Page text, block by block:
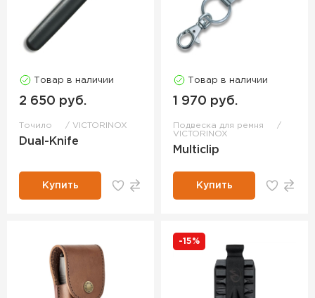
Товар в наличии
2 650 руб.
Точило VICTORINOX
Dual-Knife
Купить
Товар в наличии
1 970 руб.
Подвеска для ремня
VICTORINOX
Multiclip
Купить
-15%